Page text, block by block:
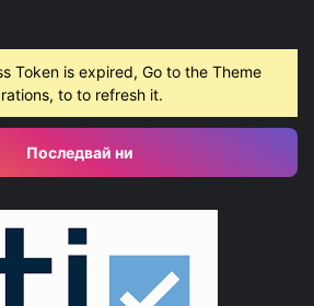
Token is expired, Go to the Theme
to to refresh it.
Последвай ни